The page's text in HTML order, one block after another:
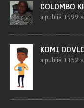
COLOMBO
a publié 1999
KOMI
a publié 1152